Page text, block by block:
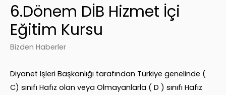
6.Dönem DİB Hizmet İçi
Eğitim Kursu
Bizden Haberler
Diyanet Işleri Başkanlığı tarafından Türkiye genelinde (
C) sınıfı Hafız olan veya Olmayanlarla ( D ) sınıfı Hafız